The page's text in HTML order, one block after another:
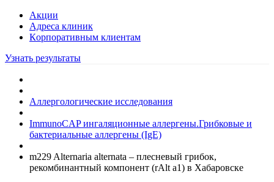
Акции
Адреса клиник
Кoрпоративным клиентам
Узнать результаты
Аллергологические исследования
ImmunoCAP ингаляционные аллергены.Грибковые и
бактериальные аллергены (IgE)
m229 Alternaria alternata – плесневый грибок,
рекомбинантный компонент (rAlt a1) в Хабаровске